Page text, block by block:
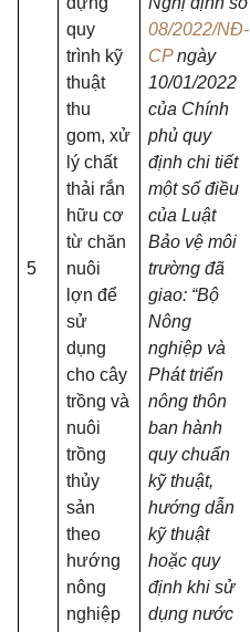
5
quy
trình kỹ
thuật
thu
gom, xử
lý chất
thải rắn
hữu cơ
từ chăn
nuôi
lợn để
sử
dụng
cho cây
trồng và
nuôi
trồng
thủy
sản
theo
hướng
nông
nghiệp
08/2022/NĐ-
CPngày
10/01/2022
của Chính
phủ quy
định chi tiết
một số điều
của Luật
Bảo vệ môi
trường đã
giao: “Bộ
Nông
nghiệp và
Phát triển
nông thôn
ban hành
quy chuẩn
kỹ thuật,
hướng dẫn
kỹ thuật
hoặc quy
định khi sử
dụng nước